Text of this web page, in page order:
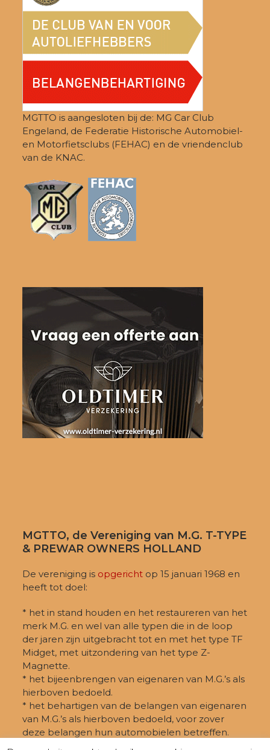
MGTTO is aangesloten bij de: MG Car Club
Engeland, de Federatie Historische Automobiel-
en Motorfietsclubs (FEHAC) en de vriendenclub
van de KNAC.
MGTTO, de Vereniging van M.G. T-TYPE
& PREWAR OWNERS HOLLAND
De vereniging is opgericht op 15 januari 1968 en
heeft tot doel:
* het in stand houden en het restaureren van het
merk M.G. en wel van alle typen die in de loop
der jaren zijn uitgebracht tot en met het type TF
Midget, met uitzondering van het type Z-
Magnette.
* het bijeenbrengen van eigenaren van M.G.’s als
hierboven bedoeld.
* het behartigen van de belangen van eigenaren
van M.G.’s als hierboven bedoeld, voor zover
deze belangen hun automobielen betreffen.